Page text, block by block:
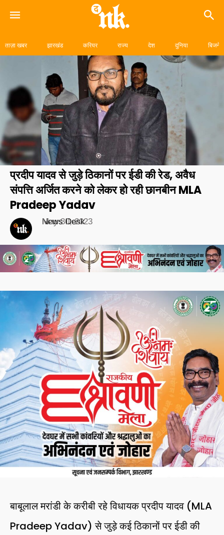
ताज़ा खबर झारखंड करियर राज्य देश दुनिया बिजनेस
प्रदीप यादव से जुड़े ठिकानों पर ईडी की रेड, अवैध
संपत्ति अर्जित करने को लेकर हो रही छानबीन MLA
Pradeep Yadav
News Desk
May 30, 2023
बाबूलाल मरांडी के करीबी रहे विधायक प्रदीप यादव (MLA
Pradeep Yadav) से जुड़े कई ठिकानों पर ईडी की